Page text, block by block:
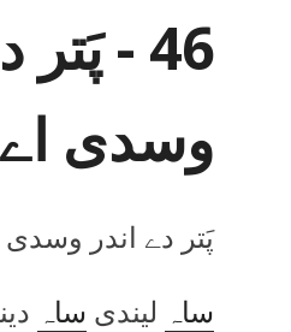
46 -
وسدی اے
پَتر دے اندر وسدی
ساہ لیندی ساہ